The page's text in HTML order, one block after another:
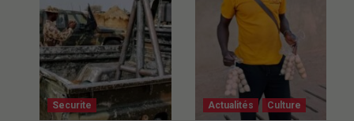
Securite Actualités Culture